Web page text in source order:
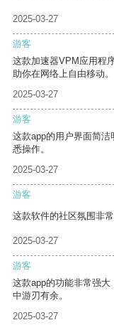
2025-03-27
游客
这款加速器VPM应用程
助你在网络上自由移动。
2025-03-27
游客
这款app的用户界面简
悉操作。
2025-03-27
游客
这款软件的社区氛围非
2025-03-27
游客
这款app的功能非常强
中游刃有余。
2025-03-27